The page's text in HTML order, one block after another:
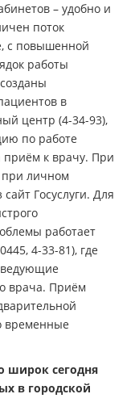
– удобно и
поток
с повышенной
работы
в
центр (4-34-93),
по работе
приём к врачу. При
при личном
Госуслуги. Для
работает
4-33-81), где
врача. Приём
временные
широк сегодня
в городской